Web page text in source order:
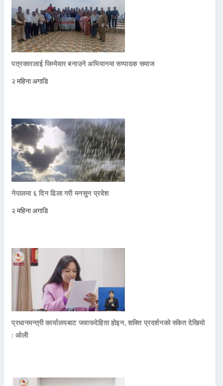
पत्रकारलाई जिम्मेवार बनाउने अभियानमा सम्पादक समाज
२ महिना अगाडि
नेपालमा ६ दिन ढिला गरी मनसुन प्रवेश
२ महिना अगाडि
प्रधानमन्त्री कार्यालयबाट जवाफदेहिता होइन, शक्ति प्रदर्शनको संकेत देखियो
: ओली